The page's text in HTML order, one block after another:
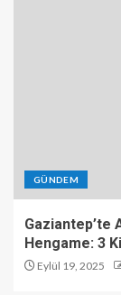
GÜNDEM
Gaziantep’te
Hengame: 3
Eylül 19, 2025